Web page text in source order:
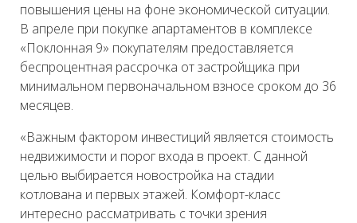
повышения цены на фоне экономической ситуации.
В апреле при покупке апартаментов в комплексе
«Поклонная 9» покупателям предоставляется
беспроцентная рассрочка от застройщика при
минимальном первоначальном взносе сроком до 36
месяцев.
«Важным фактором инвестиций является стоимость
недвижимости и порог входа в проект. С данной
целью выбирается новостройка на стадии
котлована и первых этажей. Комфорт-класс
интересно рассматривать с точки зрения